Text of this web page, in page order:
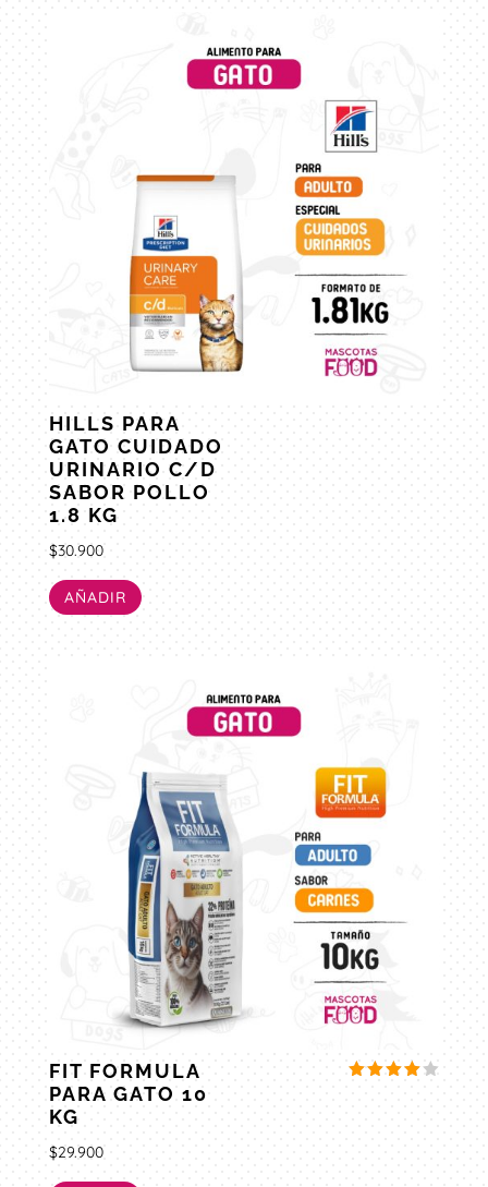
HILLS PARA
GATO CUIDADO
URINARIO C/D
SABOR POLLO
1.8 KG
$30.900
AÑADIR
FIT FORMULA
PARA GATO 10
KG
$29.900